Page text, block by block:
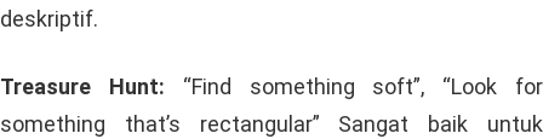
deskriptif.
Treasure Hunt: “Find something soft”, “Look for
something that’s rectangular” Sangat baik untuk